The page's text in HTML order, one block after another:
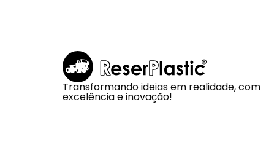
Transformando ideias em realidade, com
excelência e inovação!